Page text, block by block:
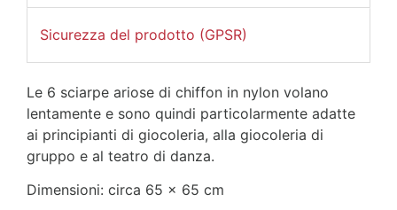
Sicurezza del prodotto (GPSR)
Le 6 sciarpe ariose di chiffon in nylon volano
lentamente e sono quindi particolarmente adatte
ai principianti di giocoleria, alla giocoleria di
gruppo e al teatro di danza.
Dimensioni: circa 65 x 65 cm